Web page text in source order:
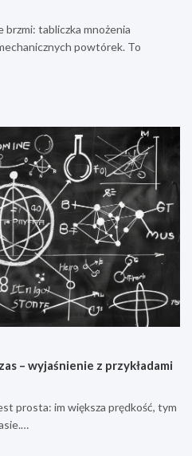
brzmi: tabliczka mnożenia
powtórek. To
– wyjaśnienie z przykładami
prosta: im większa prędkość, tym